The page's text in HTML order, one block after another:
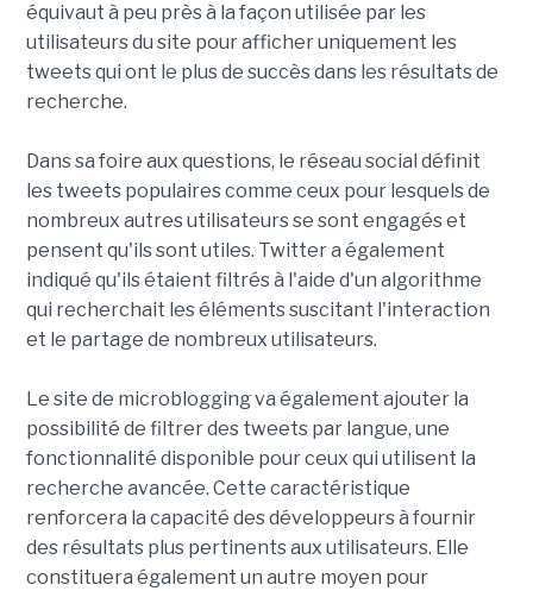
équivaut à peu près à la façon utilisée par les
utilisateurs du site pour afficher uniquement les
tweets qui ont le plus de succès dans les résultats de
recherche.
Dans sa foire aux questions, le réseau social définit
les tweets populaires comme ceux pour lesquels de
nombreux autres utilisateurs se sont engagés et
pensent qu'ils sont utiles. Twitter a également
indiqué qu'ils étaient filtrés à l'aide d'un algorithme
qui recherchait les éléments suscitant l'interaction
et le partage de nombreux utilisateurs.
Le site de microblogging va également ajouter la
possibilité de filtrer des tweets par langue, une
fonctionnalité disponible pour ceux qui utilisent la
recherche avancée. Cette caractéristique
renforcera la capacité des développeurs à fournir
des résultats plus pertinents aux utilisateurs. Elle
constituera également un autre moyen pour